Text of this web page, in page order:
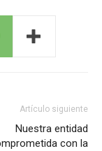
Artículo siguiente
Nuestra entidad
con la